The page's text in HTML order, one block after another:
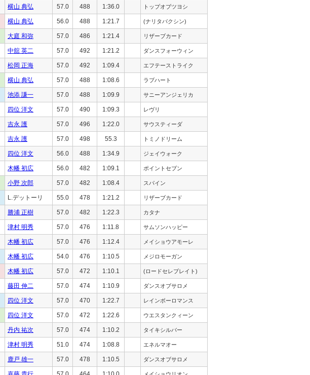
横山 典弘 57.0 488 1:36.0 トップオブツヨシ
横山 典弘 56.0 488 1:21.7 (ナリタバクシン)
大庭 和弥 57.0 486 1:21.4 リザーブカード
中舘 英二 57.0 492 1:21.2 ダンスフォーウィン
松岡 正海 57.0 492 1:09.4 エフテーストライク
横山 典弘 57.0 488 1:08.6 ラブハート
池添 謙一 57.0 488 1:09.9 サニーアンジェリカ
四位 洋文 57.0 490 1:09.3 レヴリ
吉永 護 57.0 496 1:22.0 サウスティーダ
吉永 護 57.0 498 55.3 トミノドリーム
四位 洋文 56.0 488 1:34.9 ジェイウォーク
木幡 初広 56.0 482 1:09.1 ポイントセブン
小野 次郎 57.0 482 1:08.4 スパイン
L.デットーリ 55.0 478 1:21.2 リザーブカード
勝浦 正樹 57.0 482 1:22.3 カタナ
津村 明秀 57.0 476 1:11.8 サムソンハッピー
木幡 初広 57.0 476 1:12.4 メイショウアモーレ
木幡 初広 54.0 476 1:10.5 メジロモーガン
木幡 初広 57.0 472 1:10.1 (ロードセレブレイト)
藤田 伸二 57.0 474 1:10.9 ダンスオブサロメ
四位 洋文 57.0 470 1:22.7 レインボーロマンス
四位 洋文 57.0 472 1:22.6 ウエスタンクィーン
丹内 祐次 57.0 474 1:10.2 タイキシルバー
津村 明秀 51.0 474 1:08.8 エネルマオー
鹿戸 雄一 57.0 478 1:10.5 ダンスオブサロメ